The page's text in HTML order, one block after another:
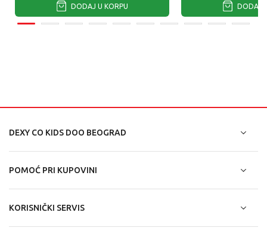
DODAJ U KORPU DODAJ
DEXY CO KIDS DOO BEOGRAD
POMOĆ PRI KUPOVINI
KORISNIČKI SERVIS